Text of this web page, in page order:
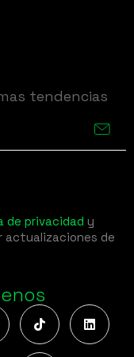
tendencias
de privacidad y
actualizaciones de